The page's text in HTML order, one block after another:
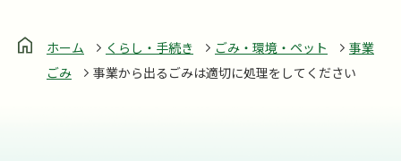
ホーム くらし・手続き ごみ・環境・ペット
事業
ごみ
事業から出るごみは適切に処理をしてください